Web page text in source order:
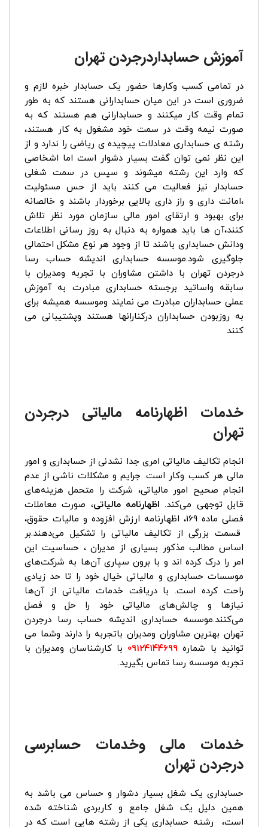
آموزش حسابداردرجردن تهران
در تمامی کسب وکارها حضور یک حسابدار خبره لازم و
ضروری است در این میان حسابدارانی هستند که به طور
تمام وقت کار میکنند و حسابدارانی هم هستند که به
صورت نیمه وقت در سمت خود مشغول به کار هستند،
رشته ی حسابداری معادلات پیچیده ی ریاضی را ندارد و از
این نظر نمی توان گفت بسیار دشوار است اما اشخاصی
که وارد این رشته میشوند و سپس در سمت شغلی
حسابدار نیز فعالیت می کنند باید از حس مسئولیت
،امانت داری و راز داری بالایی برخوردار باشند و خالصانه
برای بهبود و ارتقای امور مالی سازمان مورد نظر تلاش
کنند،آن ها باید همواره به دنبال به روز رسانی اطلاعات
ودانش حسابداری باشند تا از وجود هر نوع مشکل احتمالی
جلوگیری شود.موسسه حسابداری اندیشه حساب رسا
درجردن تهران با داشتن مشاوران با تجربه ومدیران با
سابقه واساتید برجسته حسابداری مبادرت به آموزش
عملی حسابداران مبادرت می نمایند وموسسه همیشه برای
به روزبودن حسابداران درکنارانها هستند وپشتیبانی می
کنند
خدمات اظهارنامه مالیاتی درجردن
تهران
انجام تکالیف مالیاتی امری جدا نشدنی از حسابداری و امور
مالی هر کسب وکار است. جرایم و مشکلات ناشی از عدم
انجام صحیح امور مالیاتی، شرکت را متحمل هزینه‌های
قابل توجهی ‌می‌کند. اظهارنامه مالیاتی، صورت معاملات
فصلی ماده 169، اظهارنامه ارزش افزوده و مالیات حقوق،
قسمت بزرگی از تکالیف مالیاتی را تشکیل ‌می‌دهند.بر
اساس مطالب مذکور بسیاری از مدیران ، حساسیت این
امر را درک کرده اند و با برون سپاری آن‌ها به شرکت‌های
موسسات حسابداری و مالیاتی خیال خود را تا حد زیادی
راحت کرده است. با دریافت خدمات مالیاتی از آن‌ها
نیازها و چالش‌های مالیاتی خود را حل و فصل
‌می‌کنند.موسسه حسابداری اندیشه حساب رسا درجردن
تهران بهترین مشاوران ومدیران باتجربه را دارند وشما می
توانید با شماره 09124144699 با کارشناسان ومدیران با
تجربه موسسه رسا تماس بگیرید.
خدمات مالی وخدمات حسابرسی
درجردن تهران
حسابداری یک شغل بسیار دشوار و حساس می باشد به
همین دلیل یک شغل جامع و کاربردی شناخته شده
است، رشته حسابداری یکی از رشته هایی است که در